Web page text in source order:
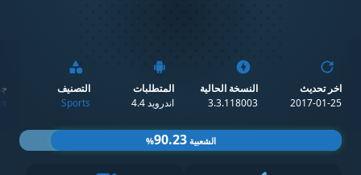
اخر تحديث
2017-01-25
النسخة الحالية
3.3.118003
المتطلبات
اندرويد 4.4
التصنيف
Sports
الشعبية90.23
%